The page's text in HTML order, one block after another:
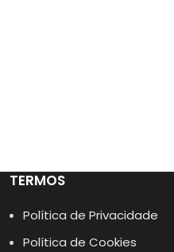
TERMOS
Política de Privacidade
Política de Cookies